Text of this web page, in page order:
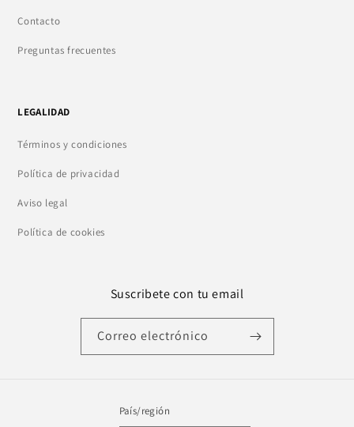
Contacto
Preguntas frecuentes
LEGALIDAD
Términos y condiciones
Política de privacidad
Aviso legal
Política de cookies
Suscribete con tu email
Correo electrónico
País/región